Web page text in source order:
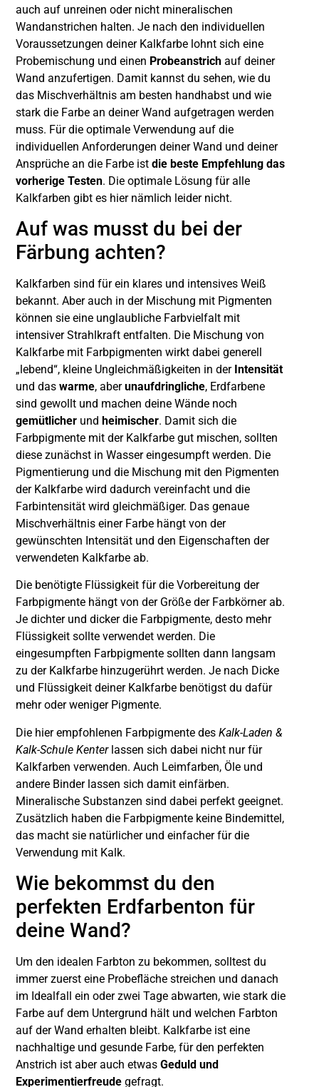
auch auf unreinen oder nicht mineralischen
Wandanstrichen halten. Je nach den individuellen
Voraussetzungen deiner Kalkfarbe lohnt sich eine
Probemischung und einen Probeanstrich auf deiner
Wand anzufertigen. Damit kannst du sehen, wie du
das Mischverhältnis am besten handhabst und wie
stark die Farbe an deiner Wand aufgetragen werden
muss. Für die optimale Verwendung auf die
individuellen Anforderungen deiner Wand und deiner
Ansprüche an die Farbe istdie beste Empfehlung das
vorherige Testen. Die optimale Lösung für alle
Kalkfarben gibt es hier nämlich leider nicht.
Auf was musst du bei der
Färbung achten?
Kalkfarben sind für ein klares und intensives Weiß
bekannt. Aber auch in der Mischung mit Pigmenten
können sie eine unglaubliche Farbvielfalt mit
intensiver Strahlkraft entfalten. Die Mischung von
Kalkfarbe mit Farbpigmenten wirkt dabei generell
„lebend“, kleine Ungleichmäßigkeiten in der Intensität
und daswarme, aberunaufdringliche, Erdfarbene
sind gewollt und machen deine Wände noch
gemütlicher und heimischer. Damit sich die
Farbpigmente mit der Kalkfarbe gut mischen, sollten
diese zunächst in Wasser eingesumpft werden. Die
Pigmentierung und die Mischung mit den Pigmenten
der Kalkfarbe wird dadurch vereinfacht und die
Farbintensität wird gleichmäßiger. Das genaue
Mischverhältnis einer Farbe hängt von der
gewünschten Intensität und den Eigenschaften der
verwendeten Kalkfarbe ab.
Die benötigte Flüssigkeit für die Vorbereitung der
Farbpigmente hängt von der Größe der Farbkörner ab.
Je dichter und dicker die Farbpigmente, desto mehr
Flüssigkeit sollte verwendet werden. Die
eingesumpften Farbpigmente sollten dann langsam
zu der Kalkfarbe hinzugerührt werden. Je nach Dicke
und Flüssigkeit deiner Kalkfarbe benötigst du dafür
mehr oder weniger Pigmente.
Die hier empfohlenen Farbpigmente desKalk-Laden &
Kalk-Schule Kenterlassen sich dabei nicht nur für
Kalkfarben verwenden. Auch Leimfarben, Öle und
andere Binder lassen sich damit einfärben.
Mineralische Substanzen sind dabei perfekt geeignet.
Zusätzlich haben die Farbpigmente keine Bindemittel,
das macht sie natürlicher und einfacher für die
Verwendung mit Kalk.
Wie bekommst du den
perfekten Erdfarbenton für
deine Wand?
Um den idealen Farbton zu bekommen, solltest du
immer zuerst eine Probefläche streichen und danach
im Idealfall ein oder zwei Tage abwarten, wie stark die
Farbe auf dem Untergrund hält und welchen Farbton
auf der Wand erhalten bleibt. Kalkfarbe ist eine
nachhaltige und gesunde Farbe, für den perfekten
Anstrich ist aber auch etwasGeduld und
Experimentierfreude gefragt.